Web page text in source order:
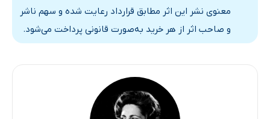
25 دقیقه فصل اول - بخش یازدهم
15 دقیقه
فصل دوم: خانم مارشال برنادوت - بخش اول - قسمت اول
فصل دوم - بخش سوم
معنوی نشر این اثر مطابق قرارداد رعایت شده و سهم ناشر
و صاحب اثر از هر خرید به‌صورت قانونی پرداخت می‌شود.